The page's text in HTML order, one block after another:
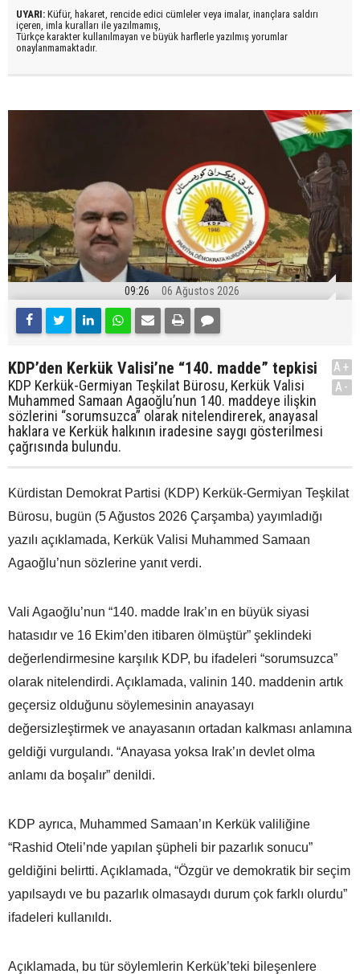
UYARI: Küfür, hakaret, rencide edici cümleler veya imalar, inançlara saldırı
içeren, imla kuralları ile yazılmamış,
Türkçe karakter kullanılmayan ve büyük harflerle yazılmış yorumlar
onaylanmamaktadır.
09:26 06 Ağustos 2026
KDP’den Kerkük Valisi’ne “140. madde” tepkisi
KDP Kerkük-Germiyan Teşkilat Bürosu, Kerkük Valisi
Muhammed Samaan Agaoğlu’nun 140. maddeye ilişkin
sözlerini “sorumsuzca” olarak nitelendirerek, anayasal
haklara ve Kerkük halkının iradesine saygı gösterilmesi
çağrısında bulundu.
A+
A-
Kürdistan Demokrat Partisi (KDP) Kerkük-Germiyan Teşkilat
Bürosu, bugün (5 Ağustos 2026 Çarşamba) yayımladığı
yazılı açıklamada, Kerkük Valisi Muhammed Samaan
Agaoğlu’nun sözlerine yanıt verdi.
Vali Agaoğlu’nun “140. madde Irak’ın en büyük siyasi
hatasıdır ve 16 Ekim’den itibaren ölmüştür” şeklindeki
değerlendirmesine karşılık KDP, bu ifadeleri “sorumsuzca”
olarak nitelendirdi. Açıklamada, valinin 140. maddenin artık
geçersiz olduğunu söylemesinin anayasayı
değersizleştirmek ve anayasanın ortadan kalkması anlamına
geldiği vurgulandı. “Anayasa yoksa Irak’ın devlet olma
anlamı da boşalır” denildi.
KDP ayrıca, Muhammed Samaan’ın Kerkük valiliğine
“Rashid Oteli’nde yapılan şüpheli bir pazarlık sonucu”
geldiğini belirtti. Açıklamada, “Özgür ve demokratik bir seçim
yapılsaydı ve bu pazarlık olmasaydı durum çok farklı olurdu”
ifadeleri kullanıldı.
Açıklamada, bu tür söylemlerin Kerkük’teki bileşenlere